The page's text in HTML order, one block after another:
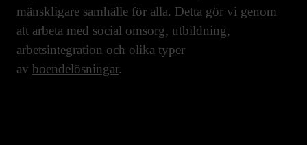
mänskligare samhälle för alla. Detta gör vi genom
att arbeta med social omsorg, utbildning,
arbetsintegration och olika typer
av boendelösningar.